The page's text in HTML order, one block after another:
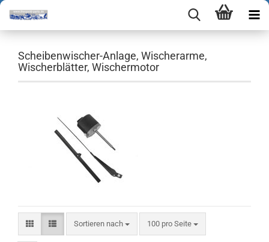
Scheibenwischer-Anlage, Wischerarme,
Wischerblätter, Wischermotor
Sortieren nach
Sortieren nach 100 pro Seite
pro Seite